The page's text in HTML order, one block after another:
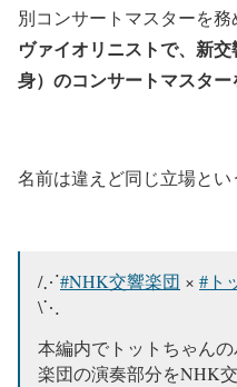
別コンサートマスターを務
ヴァイオリニストで、新
身）のコンサートマスター
名前は違えど同じ立場とい
/⋰#NHK交響楽団 × #ト
\⋱
本編内でトットちゃん
楽団の演奏部分をNHK